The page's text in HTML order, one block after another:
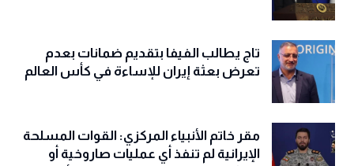
تاج يطالب الفيفا بتقديم ضمانات بعدم
تعرض بعثة إيران للإساءة في كأس العالم
مقر خاتم الأنبياء المركزي: القوات المسلحة
الإيرانية لم تنفذ أي عمليات صاروخية أو